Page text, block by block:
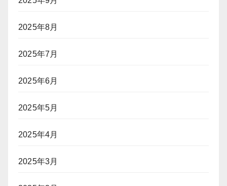
2025年8月
2025年7月
2025年6月
2025年5月
2025年4月
2025年3月